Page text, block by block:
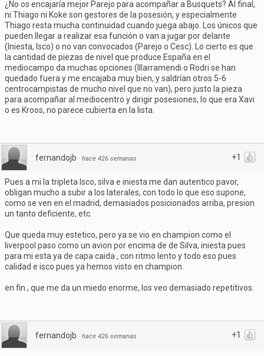
¿No os encajaría mejor Parejo para acompañar a Busquets? Al final,
ni Thiago ni Koke son gestores de la posesión, y especialmente
Thiago resta mucha continuidad cuando juega abajo. Los únicos que
pueden llegar a realizar esa función o van a jugar por delante
(Iniesta, Isco) o no van convocados (Parejo o Cesc). Lo cierto es que
la cantidad de piezas de nivel que produce España en el
mediocampo da muchas opciones (Illarramendi o Rodri se han
quedado fuera y me encajaba muy bien, y saldrían otros 5-6
centrocampistas de mucho nivel que no van), pero justo la pieza
para acompañar al mediocentro y dirigir posesiones, lo que era Xavi
o es Kroos, no parece cubierta en la lista.
+1
fernandojb · hace 426 semanas
Pues a mi la tripleta Isco, silva e iniesta me dan autentico pavor,
obligan mucho a subir a los laterales, con todo lo que eso supone,
como se ven en el madrid, demasiados posicionados arriba, presion
un tanto deficiente, etc.
Que queda muy estetico, pero ya se vio en champion como el
liverpool paso como un avion por encima de de Silva, iniesta pues
para mi esta ya de capa caida , con ritmo lento y todo eso pues
calidad e isco pues ya hemos visto en champion.
en fin , que me da un miedo enorme, los veo demasiado repetitivos.
+1
fernandojb · hace 426 semanas